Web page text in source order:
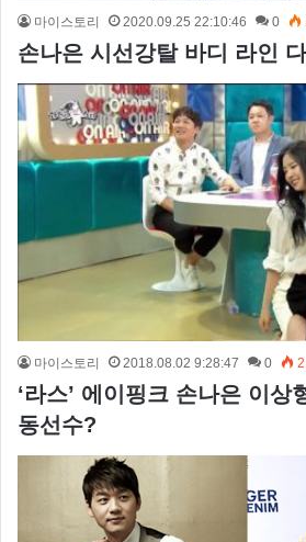
마이스토리 2020.09.25 22:10:46 0
손나은 시선강탈 바디 라인
마이스토리 2018.08.02 9:28:47 0
‘라스’ 에이핑크 손나은 이상
동선수?